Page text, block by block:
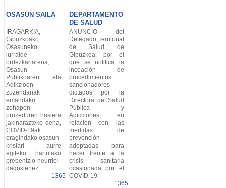
OSASUN SAILA
DEPARTAMENTO
DE SALUD
IRAGARKIA,
Gipuzkoako
Osasuneko
lurralde-
ordezkariarena,
Osasun
Publikoaren eta
Adikzioen
zuzendariak
emandako
zehapen-
prozeduren hasiera
jakinarazteko dena,
COVID-19ak
eragindako osasun-
krisiari aurre
egiteko hartutako
prebentzio-neurriei
dagokienez.
1365
ANUNCIO del
Delegado Territorial
de Salud de
Gipuzkoa, por el
que se notifica la
incoación de
procedimientos
sancionadores
dictados por la
Directora de Salud
Pública y
Adicciones, en
relación con las
medidas de
prevención
adoptadas para
hacer frente a la
crisis sanitaria
ocasionada por el
COVID-19.
1365